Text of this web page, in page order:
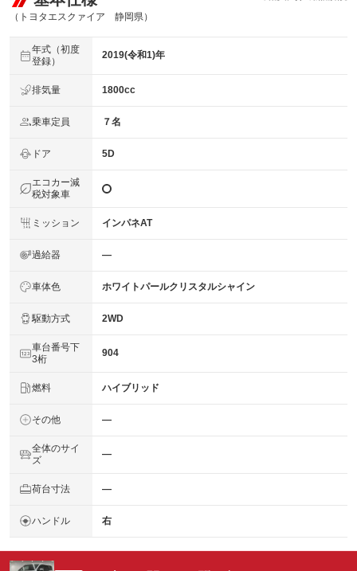
（トヨタエスクァイア 静岡県）
年式（初度
登録）
2019(令和1)年
排気量 1800cc
乗車定員 ７名
ドア 5D
エコカー減
税対象車
ミッション インパネAT
過給器 ―
車体色 ホワイトパールクリスタルシャイン
駆動方式 2WD
車台番号下
3桁
904
燃料 ハイブリッド
その他 ―
全体のサイ
ズ
―
荷台寸法 ―
ハンドル 右